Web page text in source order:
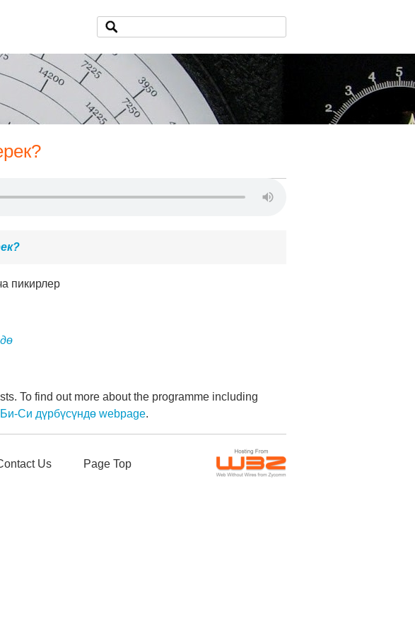
пикирлер
To find out more about the programme including
Си дүрбүсүндө webpage.
Us Page Top